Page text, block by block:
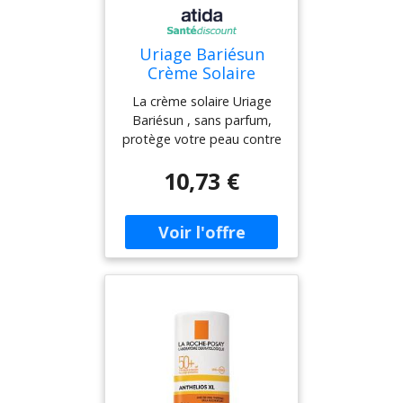
Uriage Bariésun
Crème Solaire
Hydratante Visage
SPF50+ Sans Parfum
50ml
La crème solaire Uriage
Bariésun , sans parfum,
protège votre peau contre
soleil. Dotée de filtres anti-
UVA et UVB de nouvelle
génération, elle assure une
très haute protection (SPF
50+). Sa formule,
hypoallergénique,
aussi : d'eau thermale
d'Uriage,
d'aquaspongines, de
vitamines C et E
(antioxydante). Ces actifs
10,73 €